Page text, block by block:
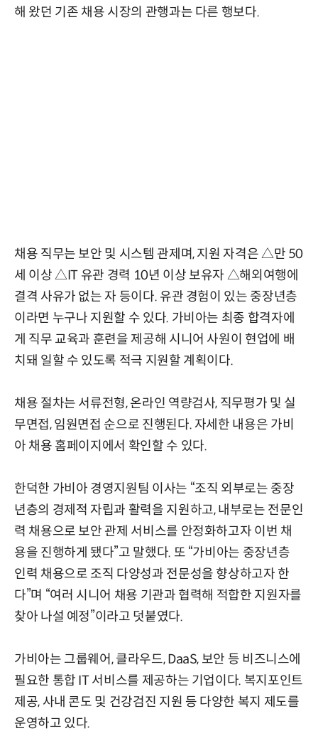
해 왔던 기존 채용 시장의 관행과는 다른 행보다.
채용 직무는 보안 및 시스템 관제며, 지원 자격은 △만 50
세 이상 △IT 유관 경력 10년 이상 보유자 △해외여행에
결격 사유가 없는 자 등이다. 유관 경험이 있는 중장년층
이라면 누구나 지원할 수 있다. 가비아는 최종 합격자에
게 직무 교육과 훈련을 제공해 시니어 사원이 현업에 배
치돼 일할 수 있도록 적극 지원할 계획이다.
채용 절차는 서류전형, 온라인 역량검사, 직무평가 및 실
무면접, 임원면접 순으로 진행된다. 자세한 내용은 가비
아 채용 홈페이지에서 확인할 수 있다.
한덕한 가비아 경영지원팀 이사는 “조직 외부로는 중장
년층의 경제적 자립과 활력을 지원하고, 내부로는 전문인
력 채용으로 보안 관제 서비스를 안정화하고자 이번 채
용을 진행하게 됐다”고 말했다. 또 “가비아는 중장년층
인력 채용으로 조직 다양성과 전문성을 향상하고자 한
다”며 “여러 시니어 채용 기관과 협력해 적합한 지원자를
찾아 나설 예정”이라고 덧붙였다.
가비아는 그룹웨어, 클라우드, DaaS, 보안 등 비즈니스에
필요한 통합 IT 서비스를 제공하는 기업이다. 복지포인트
제공, 사내 콘도 및 건강검진 지원 등 다양한 복지 제도를
운영하고 있다.